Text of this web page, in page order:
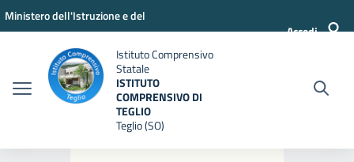
Vai ai contenuti
Vai al menu di navigazione
Vai al footer
Ministero dell'Istruzione e del
Accedi
Istituto Comprensivo
Statale
ISTITUTO
COMPRENSIVO DI
TEGLIO
Teglio (SO)